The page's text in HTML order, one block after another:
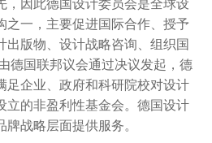
之一，主要促进国际合作、授予
出版物、设计战略咨询、组织国
德国联邦议会通过决议发起，德
足企业、政府和科研院校对设计
立的非盈利性基金会。德国设计
战略层面提供服务。